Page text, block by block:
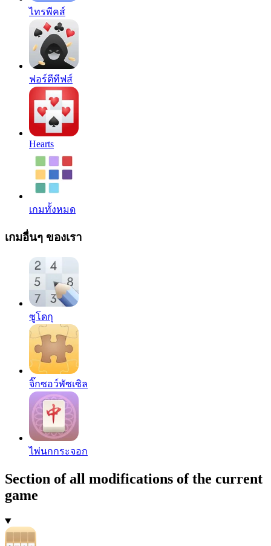
ไทรพีคส์
ฟอร์ตีทีฟส์
Hearts
เกมทั้งหมด
เกมอื่นๆ ของเรา
ซูโดกุ
จิ๊กซอว์พัซเซิล
ไพ่นกกระจอก
Section of all modifications of the current
game